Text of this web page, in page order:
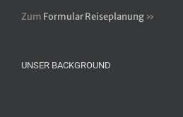
Zum Formular Reiseplanung »
UNSER BACKGROUND